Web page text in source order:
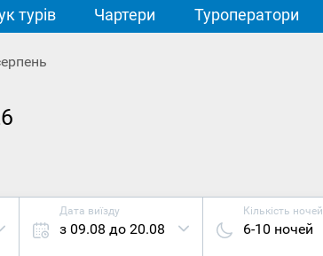
турів Чартери Туроператори
Дата виїзду
з 09.08 до 20.08
Кількість ночей
6-10 ночей